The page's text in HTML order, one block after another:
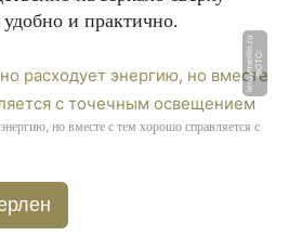
и практично.
Ф
О
Т
О:
l
e
r
o
y
m
e
rli
n.
r
u
но вместе с тем хорошо справляется с